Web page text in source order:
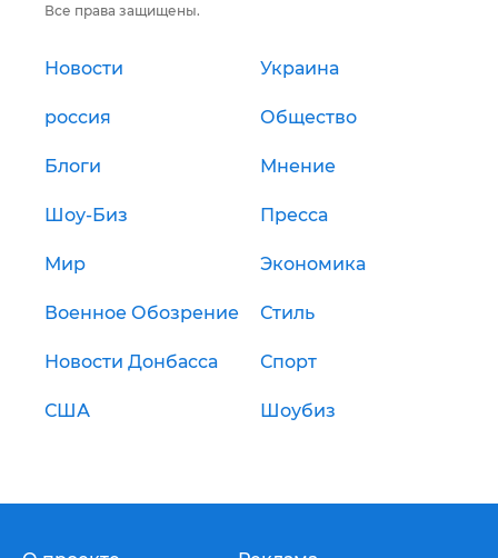
Все права защищены.
Новости Украина
россия Общество
Блоги Мнение
Шоу-Биз Пресса
Мир Экономика
Военное Обозрение Стиль
Новости Донбасса Спорт
США Шоубиз